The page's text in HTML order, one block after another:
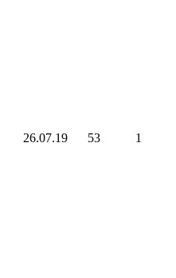
26.07.19 53 1